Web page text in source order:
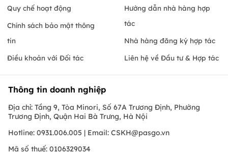
Quy chế hoạt động
Chính sách bảo mật thông
tin
Điều khoản với Đối tác
Hướng dẫn nhà hàng hợp
tác
Nhà hàng đăng ký hợp tác
Liên hệ về Đầu tư & Hợp tác
Thông tin doanh nghiệp
Địa chỉ: Tầng 9, Tòa Minori, Số 67A Trương Định, Phường
Trương Định, Quận Hai Bà Trưng, Hà Nội
Hotline: 0931.006.005 | Email: CSKH@pasgo.vn
Mã số thuế: 0106329034